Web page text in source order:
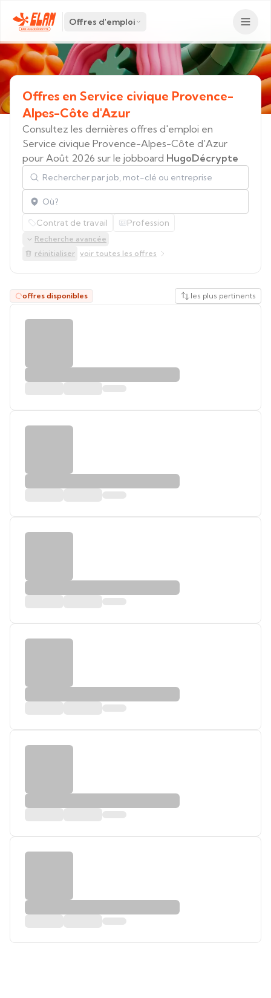
Offres d'emploi
Offres en Service civique Provence-
Alpes-Côte d'Azur
Consultez les dernières offres d'emploi en
Service civique Provence-Alpes-Côte d'Azur
pour Août 2026 sur le jobboard HugoDécrypte
Rechercher par job, mot-clé ou entreprise
Localisation
Contrat de travail Profession
Recherche avancée
réinitialiser voir toutes les offres
offres disponibles les plus pertinents